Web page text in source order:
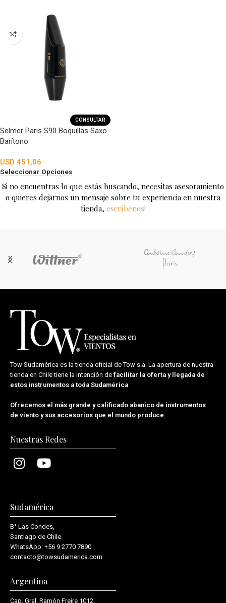
CONSULTAR
Selmer Paris S90 Boquillas Saxo
Barítono
USD 451,06
Seleccionar Opciones
Si no encuentras lo que estás buscando, necesitas asesoramiento
o quieres dejarnos un mensaje sobre tu experiencia en nuestra
tienda, escríbenos!
Tow Sudamérica es la tienda oficial deTow s.a. La apertura de nuestra
tienda en Chile tiene la intención de facilitar la oferta y llegada de
estos instrumentos a toda Sudamérica
Ofrecemos el más grande y calificado abanico de instrumentos
de viento y sus accesorios que el mundo produce
Nuestras Redes
Sudamérica
B° Las Condes,
Santiago de Chile.
WhatsApp: +56 9 2770 7890
contacto@towsudamerica.com
Argentina
Cap. Gral. Ramón Freire 1012,